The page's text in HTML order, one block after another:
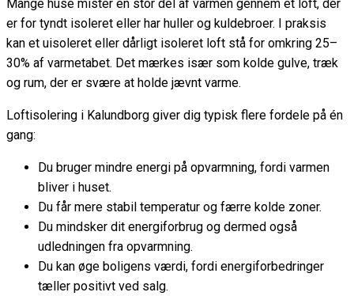
Mange huse mister en stor del af varmen gennem et loft, der
er for tyndt isoleret eller har huller og kuldebroer. I praksis
kan et uisoleret eller dårligt isoleret loft stå for omkring 25–
30% af varmetabet. Det mærkes især som kolde gulve, træk
og rum, der er svære at holde jævnt varme.
Loftisolering i Kalundborg giver dig typisk flere fordele på én
gang:
Du bruger mindre energi på opvarmning, fordi varmen
bliver i huset.
Du får mere stabil temperatur og færre kolde zoner.
Du mindsker dit energiforbrug og dermed også
udledningen fra opvarmning.
Du kan øge boligens værdi, fordi energiforbedringer
tæller positivt ved salg.